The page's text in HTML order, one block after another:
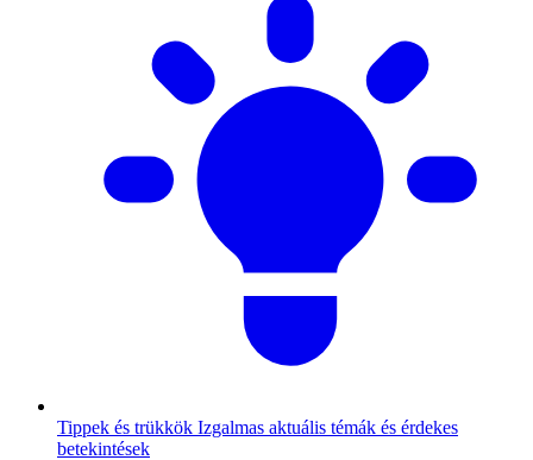
Tippek és trükkök Izgalmas aktuális témák és érdekes
betekintések